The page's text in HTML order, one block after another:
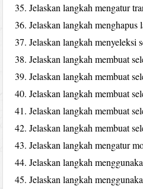
Jelaskan langkah mengatur
Jelaskan langkah menghapus
Jelaskan langkah menyeleksi
Jelaskan langkah membuat
Jelaskan langkah membuat
Jelaskan langkah membuat
Jelaskan langkah membuat
Jelaskan langkah membuat
Jelaskan langkah mengatur
Jelaskan langkah
Jelaskan langkah